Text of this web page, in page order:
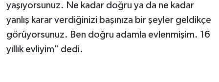
yaşıyorsunuz. Ne kadar doğru ya da ne kadar
yanlış karar verdiğinizi başınıza bir şeyler geldikçe
görüyorsunuz. Ben doğru adamla evlenmişim. 16
yıllık evliyim" dedi.